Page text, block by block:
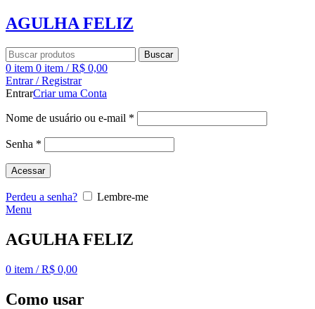
AGULHA FELIZ
Buscar
0 item 0 item / R$ 0,00
Entrar / Registrar
EntrarCriar uma Conta
Nome de usuário ou e-mail *
Senha *
Acessar
Perdeu a senha?
Lembre-me
Menu
AGULHA FELIZ
0 item / R$ 0,00
Como usar